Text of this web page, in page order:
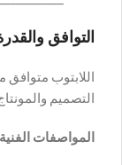
التوافق
اللابتوب متوافق
التصميم
المواصفات